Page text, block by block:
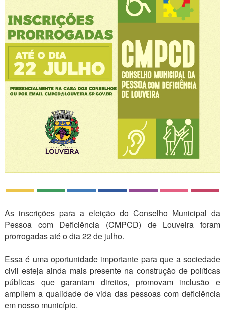
As inscrições para a eleição do Conselho Municipal da
Pessoa com Deficiência (CMPCD) de Louveira foram
prorrogadas até o dia 22 de julho.
Essa é uma oportunidade importante para que a sociedade
civil esteja ainda mais presente na construção de políticas
públicas que garantam direitos, promovam inclusão e
ampliem a qualidade de vida das pessoas com deficiência
em nosso município.